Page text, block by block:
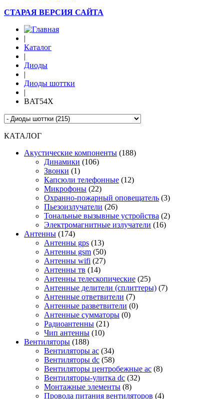
СТАРАЯ ВЕРСИЯ САЙТА
|
Каталог
|
Диоды
|
Диоды шоттки
|
BAT54X
КАТАЛОГ
Акустические компоненты (188)
Динамики (106)
Звонки (1)
Капсюли телефонные (12)
Микрофоны (22)
Охранно-пожарный оповещатель (3)
Пьезоизлучатели (26)
Тональные вызывные устройства (2)
Электромагнитные излучатели (16)
Антенны (174)
Антенны gps (13)
Антенны gsm (50)
Антенны wifi (27)
Антенны тв (14)
Антенны телескопические (25)
Антенные делители (сплиттеры) (7)
Антенные ответвители (7)
Антенные разветвители (0)
Антенные сумматоры (0)
Радиоантенны (21)
Чип антенны (10)
Вентиляторы (188)
Вентиляторы ac (34)
Вентиляторы dc (58)
Вентиляторы центробежные ac (8)
Вентиляторы-улитка dc (32)
Монтажные элементы (8)
Провода питания вентиляторов (4)